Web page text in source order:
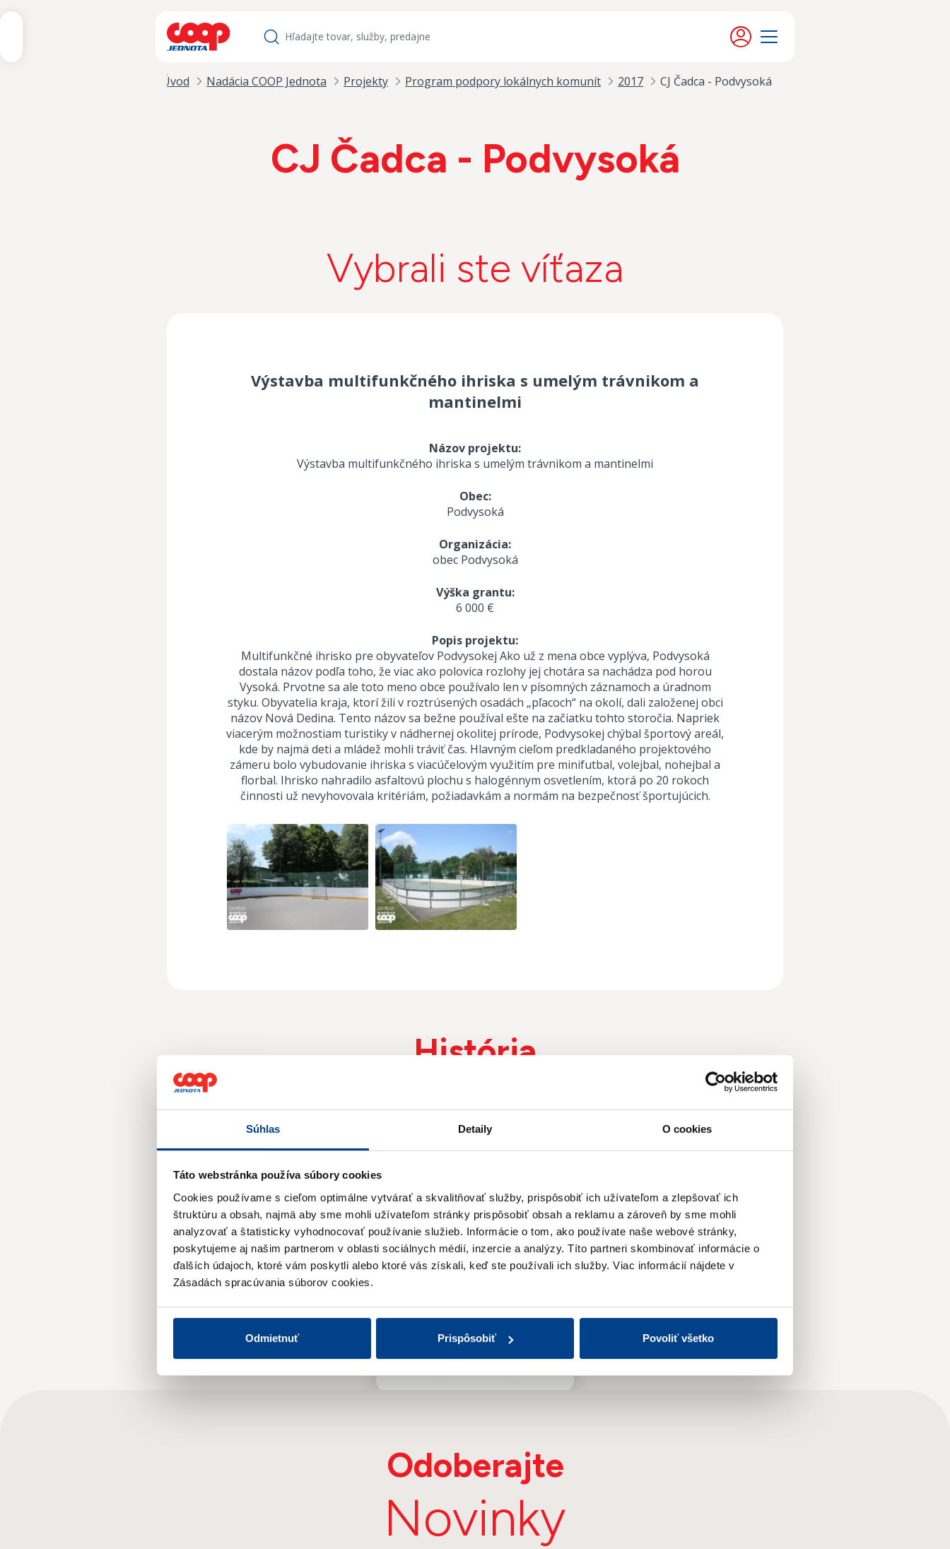
Súhlas Detaily O cookies
Táto webstránka používa súbory cookies
Cookies používame s cieľom optimálne vytvárať a skvalitňovať služby, prispôsobiť ich užívateľom a zlepšovať ich
štruktúru a obsah, najmä aby sme mohli užívateľom stránky prispôsobiť obsah a reklamu a zároveň by sme mohli
analyzovať a štatisticky vyhodnocovať používanie služieb. Informácie o tom, ako používate naše webové stránky,
poskytujeme aj našim partnerom v oblasti sociálnych médií, inzercie a analýzy. Títo partneri skombinovať informácie o
ďalších údajoch, ktoré vám poskytli alebo ktoré vás získali, keď ste používali ich služby. Viac informácií nájdete v
Zásadách spracúvania súborov cookies.
Odmietnuť Prispôsobiť Povoliť všetko
Hľadať Moje konto
Menu
Úvod Nadácia COOP Jednota Projekty Program podpory lokálnych komunít 2017 CJ Čadca - Podvysoká
CJ Čadca - Podvysoká
Vybrali ste víťaza
Výstavba multifunkčného ihriska s umelým trávnikom a
mantinelmi
Názov projektu:
Výstavba multifunkčného ihriska s umelým trávnikom a mantinelmi
Obec:
Podvysoká
Organizácia:
obec Podvysoká
Výška grantu:
6 000 €
Popis projektu:
Multifunkčné ihrisko pre obyvateľov Podvysokej Ako už z mena obce vyplýva, Podvysoká
dostala názov podľa toho, že viac ako polovica rozlohy jej chotára sa nachádza pod horou
Vysoká. Prvotne sa ale toto meno obce používalo len v písomných záznamoch a úradnom
styku. Obyvatelia kraja, ktorí žili v roztrúsených osadách „pľacoch“ na okolí, dali založenej obci
názov Nová Dedina. Tento názov sa bežne používal ešte na začiatku tohto storočia. Napriek
viacerým možnostiam turistiky v nádhernej okolitej prírode, Podvysokej chýbal športový areál,
kde by najmä deti a mládež mohli tráviť čas. Hlavným cieľom predkladaného projektového
zámeru bolo vybudovanie ihriska s viacúčelovým využitím pre minifutbal, volejbal, nohejbal a
florbal. Ihrisko nahradilo asfaltovú plochu s halogénnym osvetlením, ktorá po 20 rokoch
činnosti už nevyhovovala kritériám, požiadavkám a normám na bezpečnosť športujúcich.
História
Programu podpory lokálnych
komunít
2026 2025 2024
2023 2022 2021
2020 2019 2018
Odoberajte
Novinky